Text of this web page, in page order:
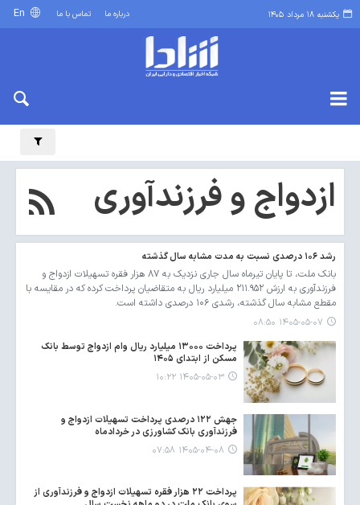
یکشنبه ۱۸ مرداد ۱۴۰۵ درباره ما تماس با ما
ازدواج و فرزندآوری
رشد ۱۰۶ درصدی نسبت به مدت مشابه سال گذشته
بانک ملت، تا پایان تیرماه سال جاری نزدیک به ۸۷ هزار فقره تسهیلات ازدواج و
فرزندآوری به ارزش ۲۱۱.۹۵۲ میلیارد ریال به متقاضیان پرداخت کرده که در مقایسه با
مقطع مشابه سال گذشته، رشدی ۱۰۶ درصدی داشته است.
۱۴۰۵-۰۵-۰۷ ۰۸:۵۰
پرداخت ۱۳۰۰۰ میلیارد ریال وام ازدواج توسط بانک
مسکن از ابتدای ۱۴۰۵
۱۴۰۵-۰۵-۰۳ ۱۰:۲۲
جهش ۱۲۲ درصدی پرداخت تسهیلات ازدواج و
فرزندآوری بانک کشاورزی در خردادماه
۱۴۰۵-۰۴-۰۸ ۰۷:۵۸
پرداخت ۲۲ هزار فقره تسهیلات ازدواج و فرزندآوری از